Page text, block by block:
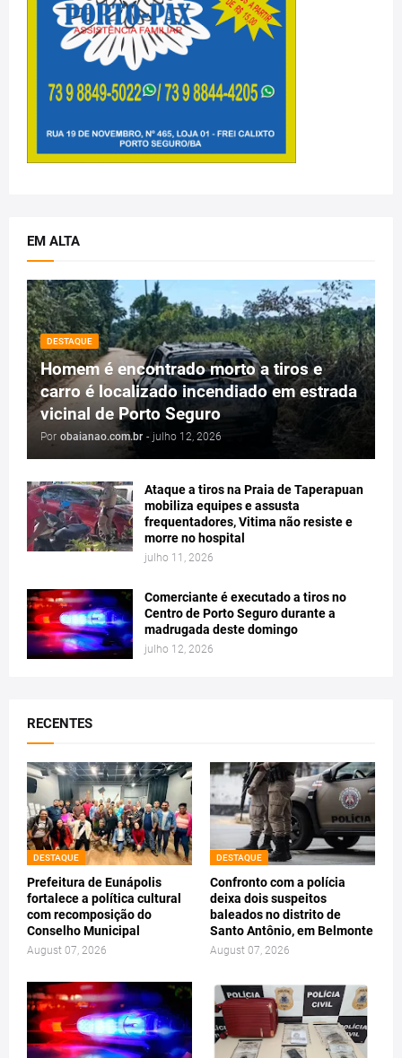
EM ALTA
DESTAQUE
Homem é encontrado morto a tiros e
carro é localizado incendiado em estrada
vicinal de Porto Seguro
Por obaianao.com.br - julho 12, 2026
Ataque a tiros na Praia de Taperapuan
mobiliza equipes e assusta
frequentadores, Vitima não resiste e
morre no hospital
julho 11, 2026
Comerciante é executado a tiros no
Centro de Porto Seguro durante a
madrugada deste domingo
julho 12, 2026
RECENTES
DESTAQUE
Prefeitura de Eunápolis
fortalece a política cultural
com recomposição do
Conselho Municipal
August 07, 2026
DESTAQUE
Confronto com a polícia
deixa dois suspeitos
baleados no distrito de
Santo Antônio, em Belmonte
August 07, 2026